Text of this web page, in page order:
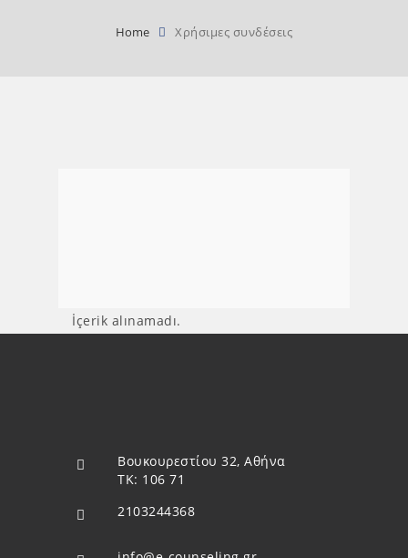
Home Χρήσιμες συνδέσεις
İçerik alınamadı.
Βουκουρεστίου 32, Αθήνα
ΤΚ: 106 71
2103244368